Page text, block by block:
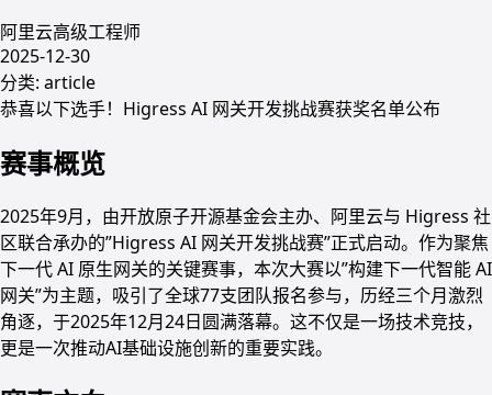
阿里云高级工程师
2025-12-30
分类: article
恭喜以下选手！Higress AI 网关开发挑战赛获奖名单公布
赛事概览
2025年9月，由开放原子开源基金会主办、阿里云与 Higress 社
区联合承办的”Higress AI 网关开发挑战赛”正式启动。作为聚焦
下一代 AI 原生网关的关键赛事，本次大赛以”构建下一代智能 AI
网关”为主题，吸引了全球77支团队报名参与，历经三个月激烈
角逐，于2025年12月24日圆满落幕。这不仅是一场技术竞技，
更是一次推动AI基础设施创新的重要实践。